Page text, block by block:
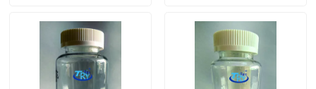
Катионоактивный сурфактант
Неионный сурфактант